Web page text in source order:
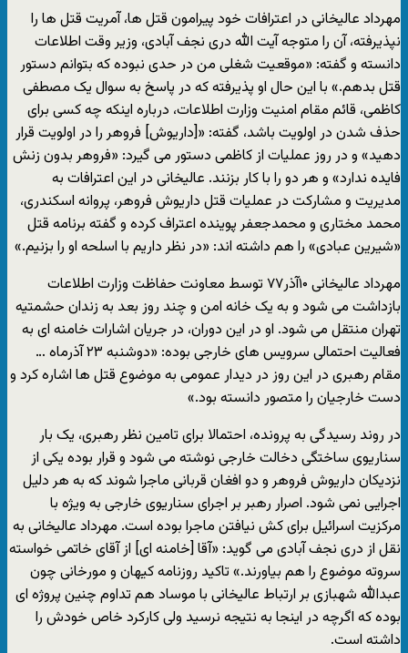
مهرداد عالیخانی در اعترافات خود پیرامون قتل ها، آمریت قتل ها را
نپذیرفته، آن را متوجه آیت الله دری نجف آبادی، وزیر وقت اطلاعات
دانسته و گفته: «موقعیت شغلی من در حدی نبوده که بتوانم دستور
قتل بدهم.» با این حال او پذیرفته که در پاسخ به سوال یک مصطفی
کاظمی، قائم مقام امنیت وزارت اطلاعات، درباره اینکه چه کسی برای
حذف شدن در اولویت باشد، گفته: «[داریوش] فروهر را در اولویت قرار
دهید» و در روز عملیات از کاظمی دستور می گیرد: «فروهر بدون زنش
فایده ندارد» و هر دو را با کار بزنند. عالیخانی در این اعترافات به
مدیریت و مشارکت در عملیات قتل داریوش فروهر، پروانه اسکندری،
محمد مختاری و محمدجعفر پوینده اعتراف کرده و گفته برنامه قتل
«شیرین عبادی» را هم داشته اند: «در نظر داریم با اسلحه او را بزنیم.»
مهرداد عالیخانی ۱۰آذر۷۷ توسط معاونت حفاظت وزارت اطلاعات
بازداشت می شود و به یک خانه امن و چند روز بعد به زندان حشمتیه
تهران منتقل می شود. او در این دوران، در جریان اشارات خامنه ای به
فعالیت احتمالی سرویس های خارجی بوده: «دوشنبه ۲۳ آذرماه …
مقام رهبری در این روز در دیدار عمومی به موضوع قتل ها اشاره کرد و
دست خارجیان را متصور دانسته بود.»
در روند رسیدگی به پرونده، احتمالا برای تامین نظر رهبری، یک بار
سناریوی ساختگی دخالت خارجی نوشته می شود و قرار بوده یکی از
نزدیکان داریوش فروهر و دو افغان قربانی ماجرا شوند که به هر دلیل
اجرایی نمی شود. اصرار رهبر بر اجرای سناریوی خارجی به ویژه با
مرکزیت اسرائیل برای کش نیافتن ماجرا بوده است. مهرداد عالیخانی به
نقل از دری نجف آبادی می گوید: «آقا [خامنه ای] از آقای خاتمی خواسته
سروته موضوع را هم بیاورند.» تاکید روزنامه کیهان و مورخانی چون
عبدالله شهبازی بر ارتباط عالیخانی با موساد هم تداوم چنین پروژه ای
بوده که اگرچه در اینجا به نتیجه نرسید ولی کارکرد خاص خودش را
داشته است.